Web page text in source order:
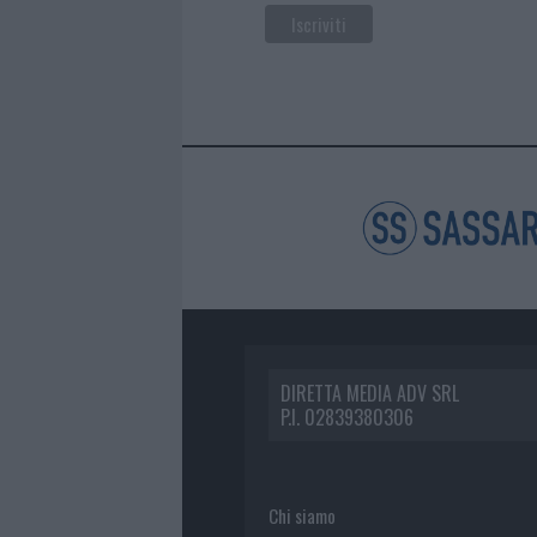
DIRETTA MEDIA ADV SRL
P.I. 02839380306
Chi siamo